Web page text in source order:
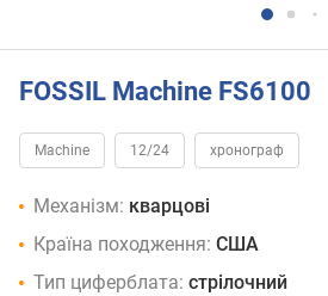
FOSSIL Machine FS6100
Machine 12/24 хронограф
Механізм: кварцові
Країна походження: США
Тип циферблата: стрілочний